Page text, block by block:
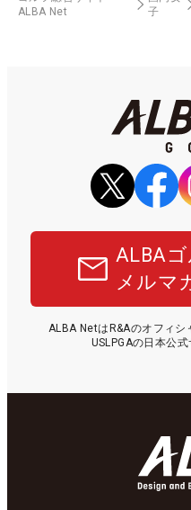
ALBA Net
子
ALBA
メルマ
ALBA NetはR&Aのオフィ
USLPGAの日本公